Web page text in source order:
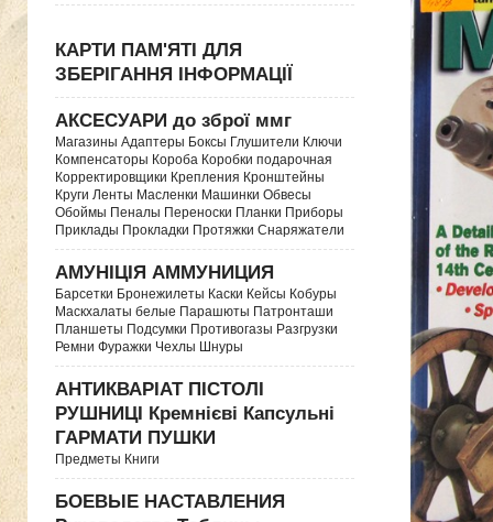
КАРТИ ПАМ'ЯТІ ДЛЯ
ЗБЕРІГАННЯ ІНФОРМАЦІЇ
АКСЕСУАРИ до зброї ммг
Магазины Адаптеры Боксы Глушители Ключи
Компенсаторы Короба Коробки подарочная
Корректировщики Крепления Кронштейны
Круги Ленты Масленки Машинки Обвесы
Обоймы Пеналы Переноски Планки Приборы
Приклады Прокладки Протяжки Снаряжатели
АМУНІЦІЯ АММУНИЦИЯ
Барсетки Бронежилеты Каски Кейсы Кобуры
Маскхалаты белые Парашюты Патронташи
Планшеты Подсумки Противогазы Разгрузки
Ремни Фуражки Чехлы Шнуры
АНТИКВАРІАТ ПІСТОЛІ
РУШНИЦІ Кремнієві Капсульні
ГАРМАТИ ПУШКИ
Предметы Книги
БОЕВЫЕ НАСТАВЛЕНИЯ